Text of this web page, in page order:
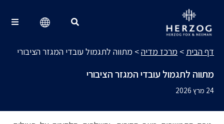
דף הבית > מרכז מדיה> מתווה לתגמול עובדי המגזר הציבורי
מתווה לתגמול עובדי המגזר הציבורי
24 מרץ 2026